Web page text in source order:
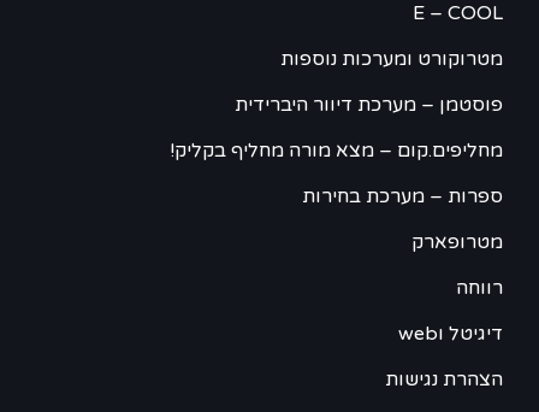
E – COOL
מטרוקורט ומערכות נוספות
פוסטמן – מערכת דיוור היברידית
מחליפים.קום – מצא מורה מחליף בקליק!
ספרות – מערכת בחירות
מטרופארק
רווחה
דיגיטל וweb
הצהרת נגישות